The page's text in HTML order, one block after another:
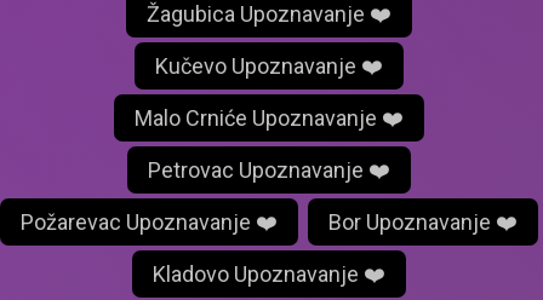
Žagubica Upoznavanje ❤️
Kučevo Upoznavanje ❤️
Malo Crniće Upoznavanje ❤️
Petrovac Upoznavanje ❤️
Požarevac Upoznavanje ❤️ Bor Upoznavanje ❤️
Kladovo Upoznavanje ❤️